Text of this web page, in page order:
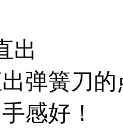
出
弹簧刀
感好！